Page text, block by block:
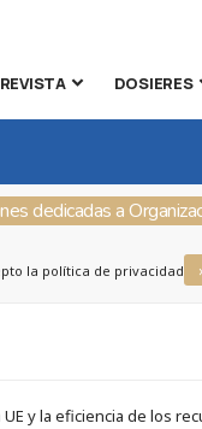
REVISTA DOSIERES
dedicadas a
la política de privacidad
y la eficiencia de los